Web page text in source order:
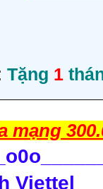
Tặng 1
mạng
Viettel